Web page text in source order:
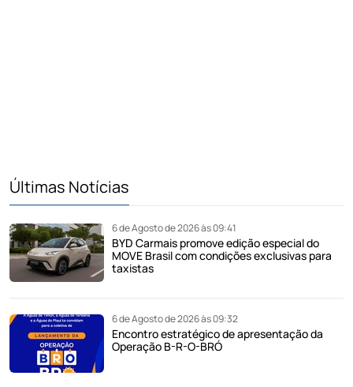
Últimas Notícias
6 de Agosto de 2026 às 09:41
BYD Carmais promove edição especial do
MOVE Brasil com condições exclusivas para
taxistas
6 de Agosto de 2026 às 09:32
Encontro estratégico de apresentação da
Operação B-R-O-BRÓ